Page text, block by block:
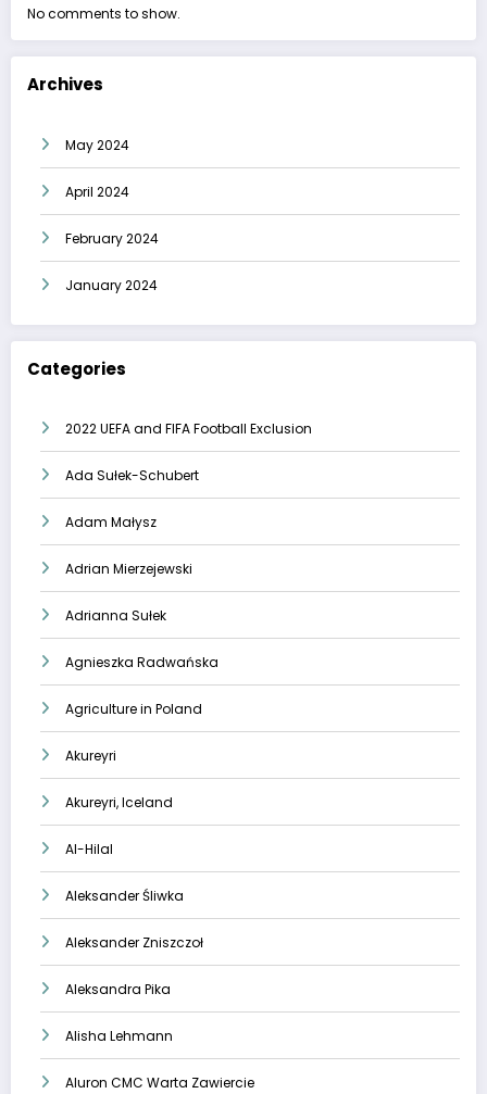
No comments to show.
Archives
May 2024
April 2024
February 2024
January 2024
Categories
2022 UEFA and FIFA Football Exclusion
Ada Sułek-Schubert
Adam Małysz
Adrian Mierzejewski
Adrianna Sułek
Agnieszka Radwańska
Agriculture in Poland
Akureyri
Akureyri, Iceland
Al-Hilal
Aleksander Śliwka
Aleksander Zniszczoł
Aleksandra Pika
Alisha Lehmann
Aluron CMC Warta Zawiercie